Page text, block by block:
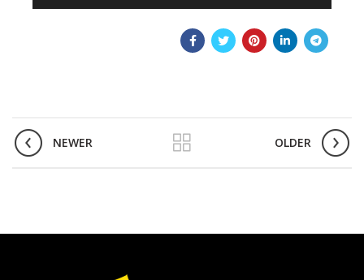
NEWER OLDER